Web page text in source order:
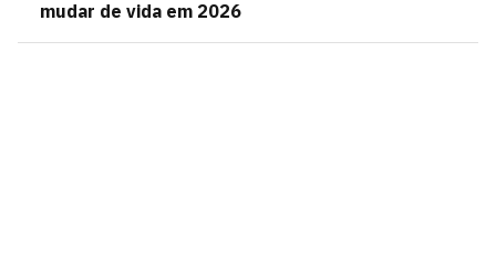
mudar de vida em 2026